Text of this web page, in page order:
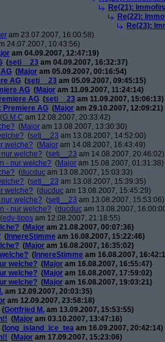
Re(21):
Re(22):
Re(23):
am 23.07.2007, 16:00:58)
24.07.2007, 10:43:56)
am 04.09.2007, 12:47:19)
(seti__23 am 04.09.2007, 16:32:37)
(Major am 05.09.2007, 00:16:54)
AG (seti__23 am 05.09.2007, 09:45:15)
AG (Major am 11.09.2007, 11:24:14)
AG (seti__23 am 11.09.2007, 15:06:13)
Premiere AG (Major am 29.10.2007, 12:09:21)
(G.M.C am 12.08.2007, 20:33:42)
(Major am 13.08.2007, 13:30:30)
(seti__23 am 13.08.2007, 14:52:00)
welche? (Major am 14.08.2007, 16:43:49)
nur welche? (seti__23 am 14.08.2007, 20:46:02)
- nur welche? (Major am 15.08.2007, 01:31:38)
(ducduc am 13.08.2007, 15:03:33)
(seti__23 am 13.08.2007, 15:39:35)
welche? (ducduc am 13.08.2007, 15:45:29)
nur welche? (seti__23 am 13.08.2007, 15:53:06)
- nur welche? (ducduc am 13.08.2007,
(edv-tipps am 12.08.2007, 21:18:55)
(Major am 21.08.2007, 00:07:36)
( InnereStimme am 16.08.2007, 15:22:46)
(Major am 16.08.2007, 16:35:02)
( InnereStimme am 16.08.2007,
welche? (Major am 16.08.2007, 16:55:47)
welche? (Major am 16.08.2007, 17:59:02)
welche? (Major am 16.08.2007, 19:03:21)
am 12.09.2007, 20:03:35)
am 12.09.2007, 23:58:18)
(Gottfried M. am 13.09.2007, 15:53:55)
(Major am 03.10.2007, 13:47:16)
( long_island_ice_tea am 16.09.2007, 20:42:14)
(Major am 17.09.2007, 15:23:06)